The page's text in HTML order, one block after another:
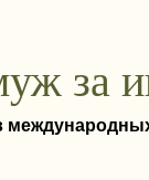
за